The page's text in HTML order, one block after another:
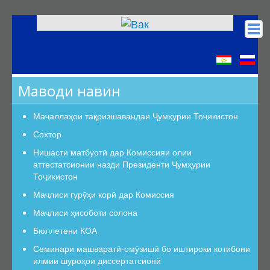
КОА
Низомномаҳо
Шуъбаи аттестатсионӣ
Шуъбаҳои аттестатсионии илмӣ
Дастурамалҳои вазифавии кормандони шуъба
Раёсат
Аъзои Раёсат
Маводи навин
Маҷаллаҳои тақризшавандаи Ҷумҳурии Тоҷикистон
Сохтор
Нишасти матбуотӣ дар Комиссияи олии
аттестатсионии назди Президенти Ҷумҳурии
Тоҷикистон
Маҷлиси гурӯҳи корӣ дар Комиссия
Маҷлиси ҳисоботи солона
Бюллетени КОА
Семинари машваратӣ-омӯзишӣ бо иштироки котибони
илмии шуроҳои диссертатсионӣ